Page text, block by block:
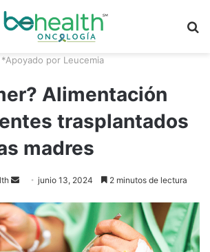
*Apoyado por Leucemia
Alimentación
trasplantados
madres
n
d
a
junio 13, 2024 2 minutos de lectura